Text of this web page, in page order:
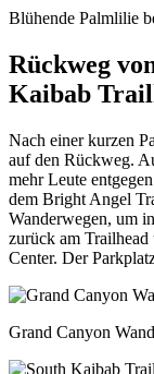
Blühende Palmlilie
Rückweg
Kaibab
Nach einer kurzen
auf den Rückweg.
mehr Leute
dem Bright Angel
Wanderwegen, um
zurück am
Center. Der
Grand Canyon